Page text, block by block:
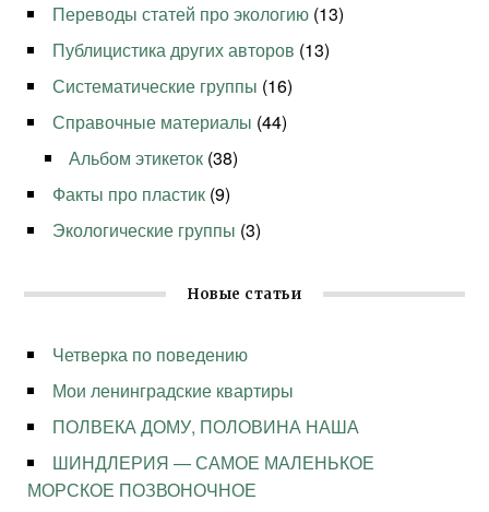
Переводы статей про экологию (13)
Публицистика других авторов (13)
Систематические группы (16)
Справочные материалы (44)
Альбом этикеток (38)
Факты про пластик (9)
Экологические группы (3)
Новые статьи
Четверка по поведению
Мои ленинградские квартиры
ПОЛВЕКА ДОМУ, ПОЛОВИНА НАША
ШИНДЛЕРИЯ — САМОЕ МАЛЕНЬКОЕ
МОРСКОЕ ПОЗВОНОЧНОЕ